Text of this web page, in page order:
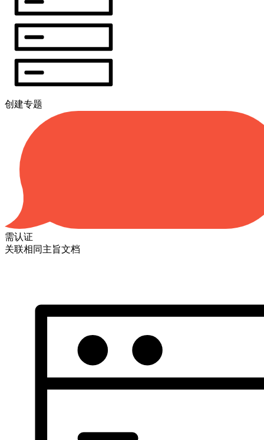
创建专题
需认证
关联相同主旨文档